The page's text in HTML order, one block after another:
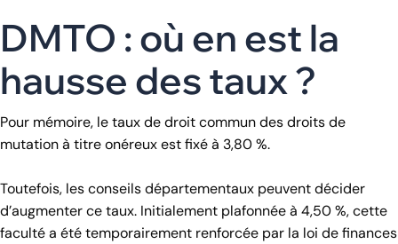
DMTO : où en est la
hausse des taux ?
Pour mémoire, le taux de droit commun des droits de
mutation à titre onéreux est fixé à 3,80 %.
Toutefois, les conseils départementaux peuvent décider
d’augmenter ce taux. Initialement plafonnée à 4,50 %, cette
faculté a été temporairement renforcée par la loi de finances